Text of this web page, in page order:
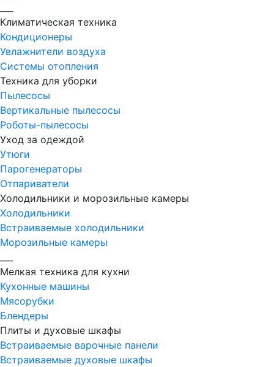
Климатическая техника
Кондиционеры
Увлажнители воздуха
Системы отопления
Техника для уборки
Пылесосы
Вертикальные пылесосы
Роботы-пылесосы
Уход за одеждой
Утюги
Парогенераторы
Отпариватели
Холодильники и морозильные камеры
Холодильники
Встраиваемые холодильники
Морозильные камеры
Мелкая техника для кухни
Кухонные машины
Мясорубки
Блендеры
Плиты и духовые шкафы
Встраиваемые варочные панели
Встраиваемые духовые шкафы